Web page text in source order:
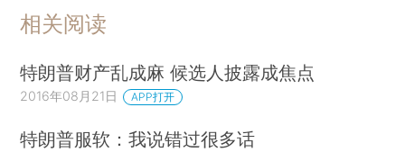
相关阅读
特朗普财产乱成麻 候选人披露成焦点
2016年08月21日 APP打开
特朗普服软：我说错过很多话